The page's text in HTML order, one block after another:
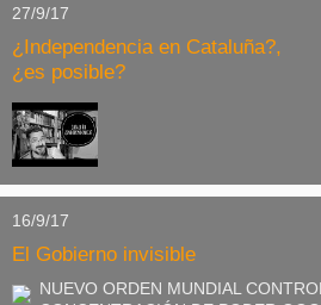
27/9/17
¿Independencia en Cataluña?,
¿es posible?
16/9/17
El Gobierno invisible
NUEVO ORDEN MUNDIAL